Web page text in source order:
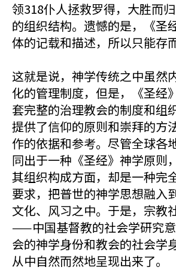
领318仆人拯救罗得，大胜而
的组织结构。遗憾的是，《圣
体的记载和描述，所以只能存
这就是说，神学传统之中虽然
化的管理制度，但是，《圣经
套完整的治理教会的制度和组
提供了信仰的原则和崇拜的方
作的依据和参考。尽管全球各
同出于一种《圣经》神学原则
其组织构成方面，却是一种完
要求，把普世的神学思想融入
文化、风习之中。于是，宗教
——中国基督教的社会学研究
会的神学身份和教会的社会学
从中自然而然地呈现出来了。